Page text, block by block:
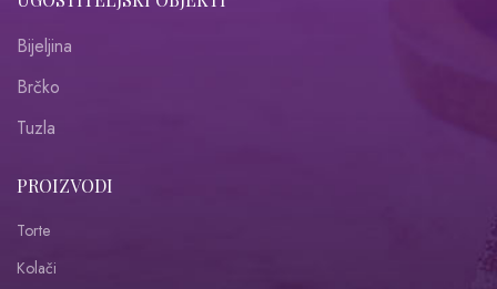
Bijeljina
Brčko
Tuzla
PROIZVODI
Torte
Kolači